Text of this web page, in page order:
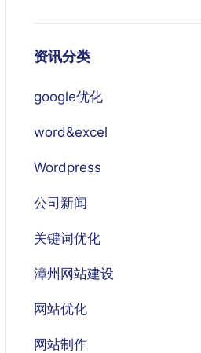
资讯分类
google优化
word&excel
Wordpress
公司新闻
关键词优化
漳州网站建设
网站优化
网站制作